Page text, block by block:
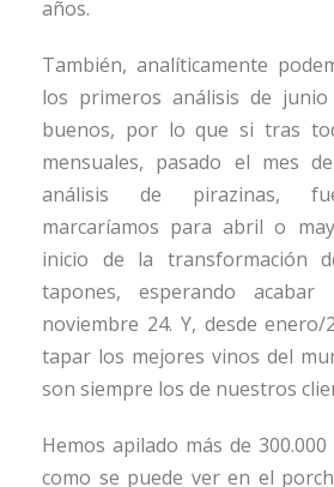
años.
También, analíticamente
los primeros análisis de
buenos, por lo que si tras
mensuales, pasado el mes
análisis de pirazinas,
marcaríamos para abril o
inicio de la transformación
tapones, esperando
noviembre 24. Y, desde
tapar los mejores vinos del
son siempre los de nuestros
Hemos apilado más de
como se puede ver en el